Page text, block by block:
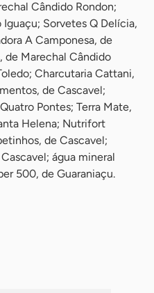
Cândido Rondon;
Sorvetes Q Delícia,
A Camponesa, de
de Marechal Cândido
Charcutaria Cattani,
de Cascavel;
Pontes; Terra Mate,
Helena; Nutrifort
de Cascavel;
água mineral
500, de Guaraniaçu.